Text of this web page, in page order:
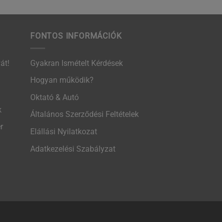
FONTOS INFORMÁCIÓK
Gyakran Ismételt Kérdések
Hogyan működik?
Oktató & Autó
Általános Szerződési Feltételek
Elállási Nyilatkozat
Adatkezelési Szabályzat